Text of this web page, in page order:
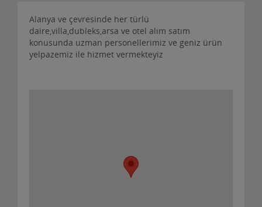
Alanya ve çevresinde her türlü
daire,villa,dubleks,arsa ve otel alım satım
konusunda uzman personellerimiz ve geniz ürün
yelpazemiz ile hizmet vermekteyiz